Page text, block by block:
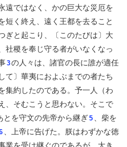
遠ではなく、かの巨大な災厄を
短く終え、遠く王都を去ること
ぎと起こり、〔このたびは〕大
社稷を奉じ守る者がいなくなっ
3の人々は、諸官の長に誰が適任
て〕華夷におよぶまでの者たち
集約したのである。予一人（わ
、そむこうと思わない。そこで
とを守文の先帝から継ぎ5
、柴を
、上帝に告げた。朕はわずかな徳